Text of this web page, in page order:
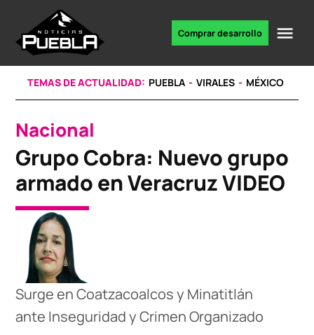
content
noticias
Comprar desarrollo
TEMAS DE ACTUALIDAD: PUEBLA VIRALES MÉXICO
POSTED
IN
Nacional
Grupo Cobra: Nuevo grupo
armado en Veracruz VIDEO
Surge en Coatzacoalcos y Minatitlán
ante Inseguridad y Crimen Organizado